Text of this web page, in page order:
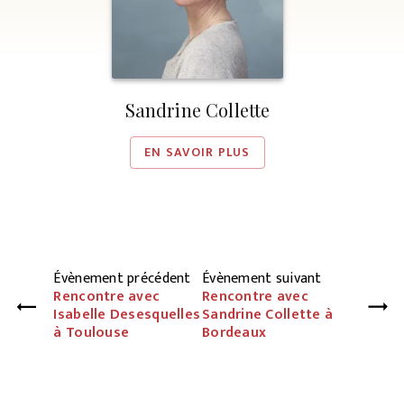
Sandrine Collette
EN SAVOIR PLUS
Évènement précédent
Rencontre avec
Isabelle Desesquelles
à Toulouse
Évènement suivant
Rencontre avec
Sandrine Collette à
Bordeaux